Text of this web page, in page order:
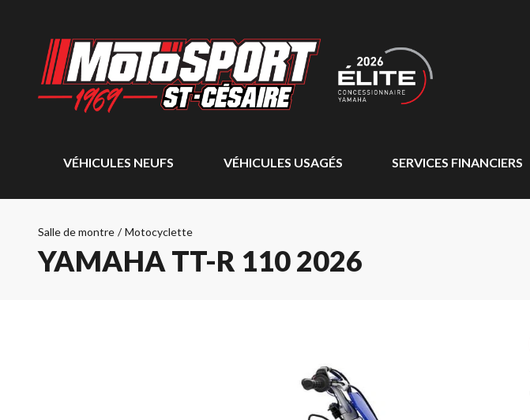
VÉHICULES NEUFS VÉHICULES USAGÉS SERVICES FINANCIERS
Salle de montre / Motocyclette
YAMAHA TT-R 110 2026